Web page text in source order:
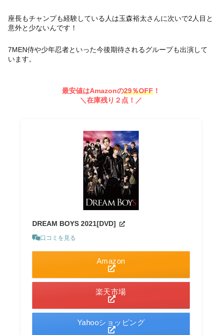
座長もチャンプも経験している人は玉森裕太さんに次いで2人目と
意外と少ないんです！
7MEN侍や少年忍者といった今後期待されるグループも出演して
います。
最安値はAmazonの29％OFF ！
＼在庫残り２点！／
DREAM BOYS 2021[DVD]
口コミを見る
Amazon
楽天市場
Yahooショッピング